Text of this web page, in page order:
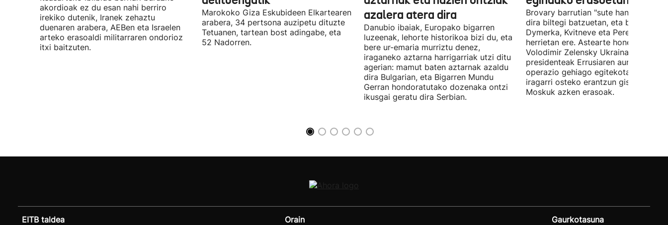
akordioak ez du esan nahi berriro
irekiko dutenik, Iranek zehaztu
duenaren arabera, AEBen eta Israelen
arteko erasoaldi militarraren ondorioz
itxi baitzuten.
Marokoko Giza Eskubideen Elkartearen
arabera, 34 pertsona auzipetu dituzte
Tetuanen, tartean bost adingabe, eta
52 Nadorren.
azalera atera dira
Danubio ibaiak, Europako bigarren
luzeenak, lehorte historikoa bizi du, eta
bere ur-emaria murriztu denez,
iraganeko aztarna harrigarriak utzi ditu
agerian: mamut baten aztarnak azaldu
dira Bulgarian, eta Bigarren Mundu
Gerran hondoratutako dozenaka ontzi
ikusgai geratu dira Serbian.
Brovary barrutian "sute handiak" izan
dira biltegi batzuetan, eta baita
Dymerka, Kvitneve eta Peremoga
herrietan ere. Astearte honetan,
Volodimir Zelensky Ukrainako
presidenteak Errusiaren aurkako
operazio gehiago egitekotan zela
iragarri osteko erantzun gisa egin
Moskuk azken erasoak.
EITB taldea Orain Gaurkotasuna